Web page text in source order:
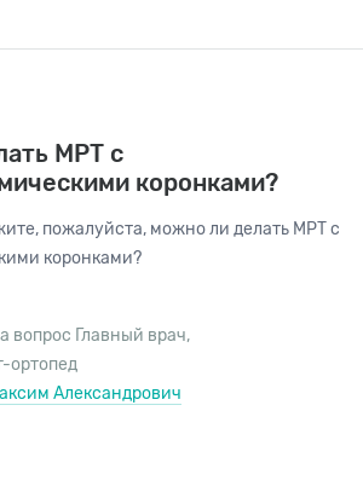
МРТ с
коронками?
пожалуйста, можно ли делать МРТ с
коронками?
вопрос Главный врач,
ортопед
Александрович